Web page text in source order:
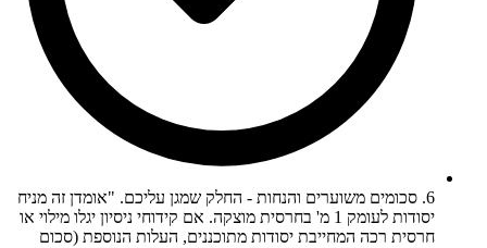
6. סכומים משוערים והנחות - החלק שמגן עליכם. "אומדן זה מניח
יסודות לעומק 1 מ' בחרסית מוצקה. אם קידוחי ניסיון יגלו מילוי או
חרסית רכה המחייבת יסודות מתוכננים, העלות הנוספת (סכום